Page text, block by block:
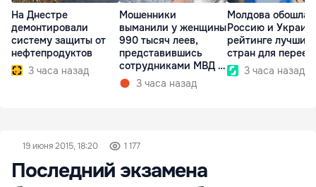
На Днестре
демонтировали
систему защиты от
нефтепродуктов
3 часа назад
Мошенники
выманили у женщины
990 тысяч леев,
представившись
сотрудниками МВД и
СИБ3 часа назад
Молдова обошла
Россию и
рейтинге лучших
стран для
3 часа назад
19 июня 2015, 18:20 1 177
Последний экзамена